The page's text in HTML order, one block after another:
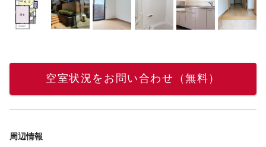
空室状況をお問い合わせ（無料）
周辺情報